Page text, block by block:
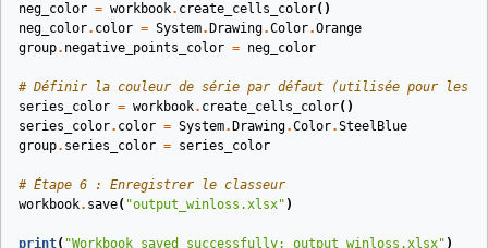
neg_color = workbook. create_cells_color()
neg_color. color = System. Drawing.Color.Orange
group. negative_points_color = neg_color
# Définir la couleur de série par défaut (utilisée pour les
series_color = workbook. create_cells_color()
series_color. color = System. Drawing.Color.SteelBlue
group. series_color = series_color
# Étape 6 : Enregistrer le classeur
workbook. save( "output_winloss.xlsx" )
print( "Workbook saved successfully: output_winloss.xlsx" )